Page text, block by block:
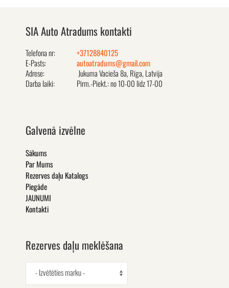
SIA Auto Atradums kontakti
Telefona nr:
+37128840125
E-Pasts:
autoatradums@gmail.com
Adrese:
Jukuma Vacieša 8a, Rīga, Latvija
Darba laiki:
Pirm.-Piekt.: no 10-00 līdz 17-00
Galvenā izvēlne
Sākums
Par Mums
Rezerves daļu Katalogs
Piegāde
JAUNUMI
Kontakti
Rezerves daļu meklēšana
- Izvētēties marku -